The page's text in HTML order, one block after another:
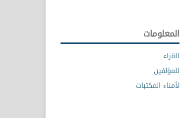
المعلومات
للقراء
للمؤلفين
لأمناء المكتبات